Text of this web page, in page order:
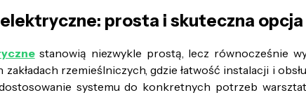
prosta i skuteczna opcja
stanowią niezwykle prostą, lecz równocześnie
zakładach rzemieślniczych, gdzie łatwość instalacji i
systemu do konkretnych potrzeb